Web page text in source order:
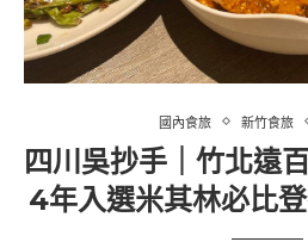
國內食旅 新竹食旅
四川吳抄手｜竹北遠
4年入選米其林必比